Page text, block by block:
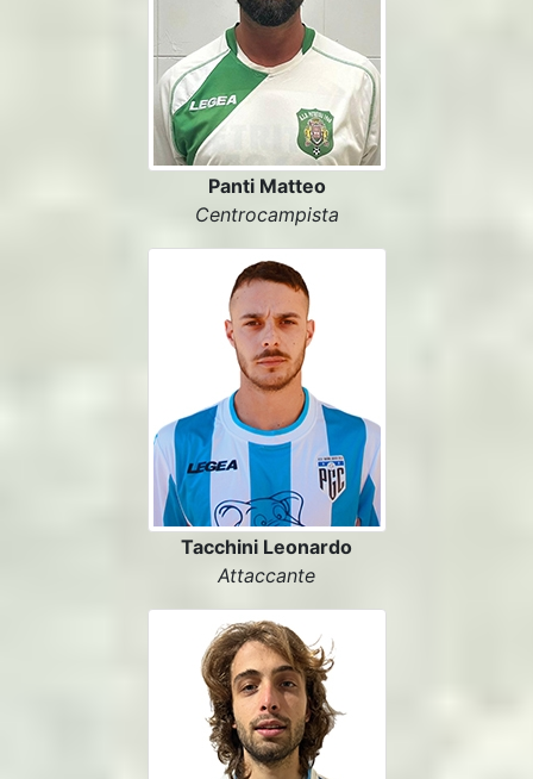
Panti Matteo
Centrocampista
Tacchini Leonardo
Attaccante